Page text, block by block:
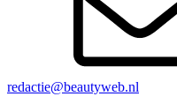
redactie@beautyweb.nl